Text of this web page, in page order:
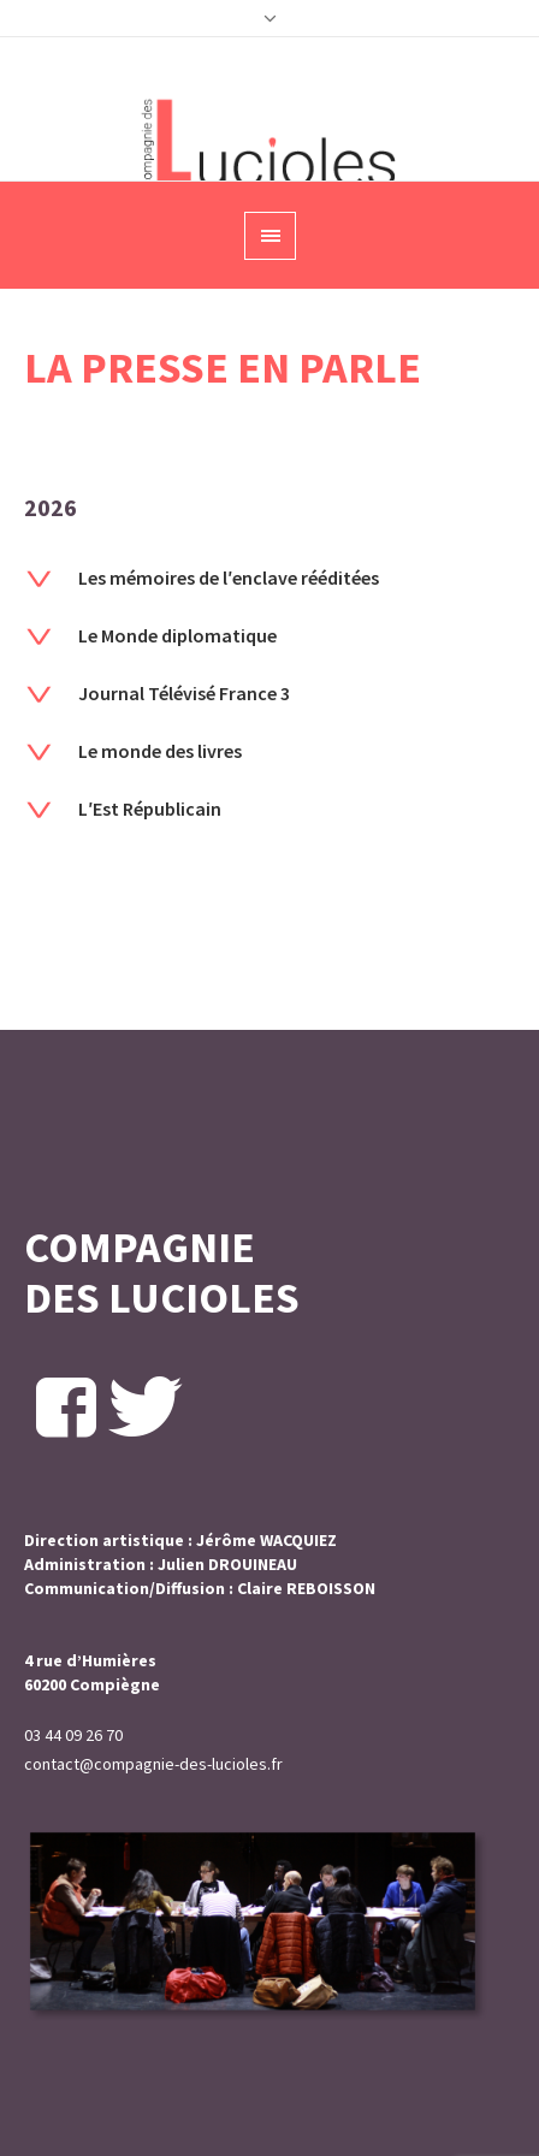
Agenda
LA PRESSE EN PARLE
2026
Les mémoires de l′enclave rééditées
Le Monde diplomatique
Journal Télévisé France 3
Le monde des livres
L′Est Républicain
COMPAGNIE
DES LUCIOLES
Direction artistique : Jérôme WACQUIEZ
Administration : Julien DROUINEAU
Communication/Diffusion : Claire REBOISSON
4 rue d’Humières
60200 Compiègne
03 44 09 26 70
contact@compagnie-des-lucioles.fr